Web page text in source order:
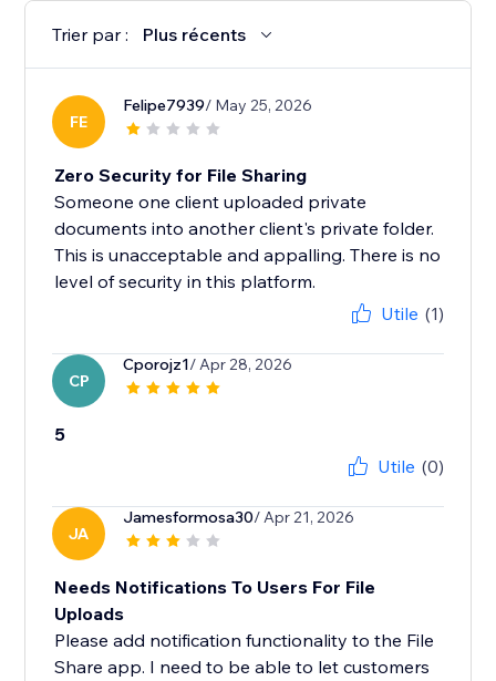
Trier par : Plus récents
FE
Felipe7939/ May 25, 2026
Zero Security for File Sharing
Someone one client uploaded private
documents into another client's private folder.
This is unacceptable and appalling. There is no
level of security in this platform.
Utile (1)
CP
Cporojz1/ Apr 28, 2026
5
Utile (0)
JA
Jamesformosa30/ Apr 21, 2026
Needs Notifications To Users For File
Uploads
Please add notification functionality to the File
Share app. I need to be able to let customers